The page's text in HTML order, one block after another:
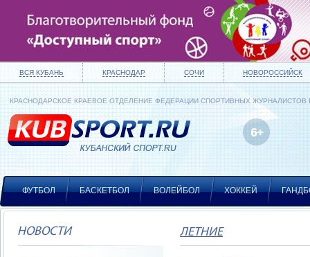
ВСЯ КУБАНЬ КРАСНОДАР СОЧИ НОВОРОССИЙСК
КРАСНОДАРСКОЕ КРАЕВОЕ ОТДЕЛЕНИЕ ФЕДЕРАЦИИ СПОРТИВНЫХ ЖУРНАЛИСТОВ
ФУТБОЛ БАСКЕТБОЛ ВОЛЕЙБОЛ ХОККЕЙ
НОВОСТИ ЛЕТНИЕ